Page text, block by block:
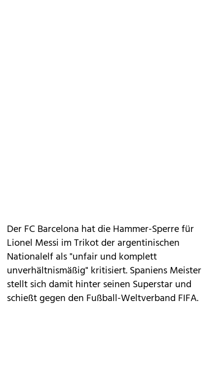
Der FC Barcelona hat die Hammer-Sperre für
Lionel Messi im Trikot der argentinischen
Nationalelf als "unfair und komplett
unverhältnismäßig" kritisiert. Spaniens Meister
stellt sich damit hinter seinen Superstar und
schießt gegen den Fußball-Weltverband FIFA.